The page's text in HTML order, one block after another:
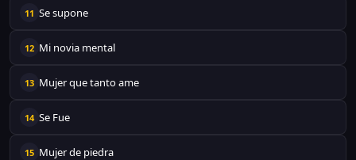
11 Se supone
12 Mi novia mental
13 Mujer que tanto ame
14 Se Fue
15 Mujer de piedra